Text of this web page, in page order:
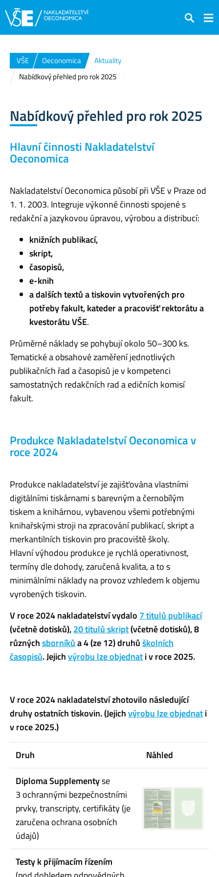
Hledat
VŠE Oeconomica
Aktuality
Nabídkový přehled pro rok 2025
Nabídkový přehled pro rok 2025
Hlavní činnosti Nakladatelství
Oeconomica
Nakladatelství Oeconomica působí při VŠE v Praze od
1. 1. 2003. Integruje výkonné činnosti spojené s
redakční a jazykovou úpravou, výrobou a distribucí:
knižních publikací,
skript,
časopisů,
e-knih
a dalších textů a tiskovin vytvořených pro
potřeby fakult, kateder a pracovišť rektorátu a
kvestorátu VŠE.
Průměrné náklady se pohybují okolo 50–300 ks.
Tematické a obsahové zaměření jednotlivých
publikačních řad a časopisů je v kompetenci
samostatných redakčních rad a edičních komisí
fakult.
Produkce Nakladatelství Oeconomica v
roce 2024
Produkce nakladatelství je zajišťována vlastními
digitálními tiskárnami s barevným a černobílým
tiskem a knihárnou, vybavenou všemi potřebnými
knihařskými stroji na zpracování publikací, skript a
merkantilních tiskovin pro pracoviště školy.
Hlavní výhodou produkce je rychlá operativnost,
termíny dle dohody, zaručená kvalita, a to s
minimálními náklady na provoz vzhledem k objemu
vyrobených tiskovin.
V roce 2024nakladatelství vydalo 7 titulů publikací
(včetně dotisků),20 titulů skript(včetně dotisků), 8
různýchsborníkůa 4 (ze 12) druhůškolních
časopisů. Jejichvýrobu lze objednati v roce 2025.
V roce 2024 nakladatelství zhotovilo následující
druhy ostatních tiskovin. (Jejichvýrobu lze objednati
v roce 2025.)
Druh
Náhled
Diploma Supplementyse
3 ochrannými bezpečnostními
prvky, transcripty, certifikáty (je
zaručena ochrana osobních
údajů)
Testy k přijímacím řízením